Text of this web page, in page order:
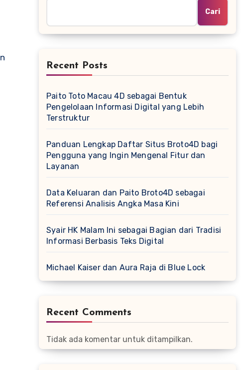
Cari
Recent Posts
Paito Toto Macau 4D sebagai Bentuk
Pengelolaan Informasi Digital yang Lebih
Terstruktur
Panduan Lengkap Daftar Situs Broto4D bagi
Pengguna yang Ingin Mengenal Fitur dan
Layanan
Data Keluaran dan Paito Broto4D sebagai
Referensi Analisis Angka Masa Kini
Syair HK Malam Ini sebagai Bagian dari Tradisi
Informasi Berbasis Teks Digital
Michael Kaiser dan Aura Raja di Blue Lock
Recent Comments
Tidak ada komentar untuk ditampilkan.